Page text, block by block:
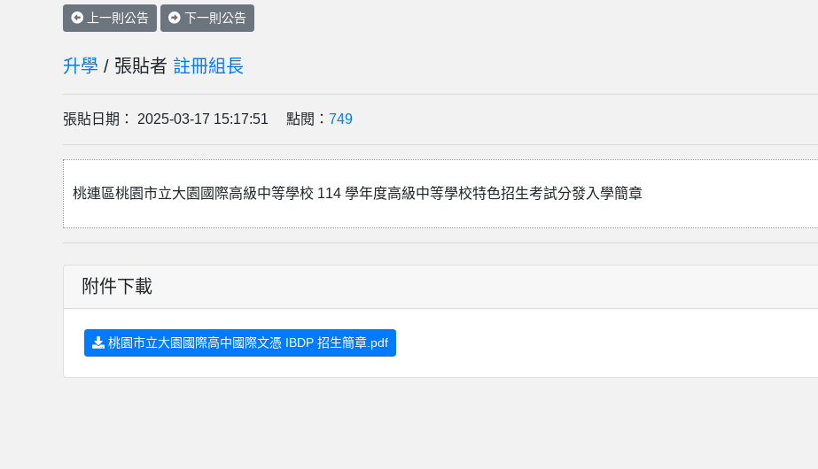
上一則公告 下一則公告
升學 / 張貼者 註冊組長
張貼日期： 2025-03-17 15:17:51 點閱： 749
桃連區桃園市立大園國際高級中等學校 114 學年度高級中等學校特色招生考試分發入學簡章
附件下載
桃園市立大園國際高中國際文憑 IBDP 招生簡章.pdf